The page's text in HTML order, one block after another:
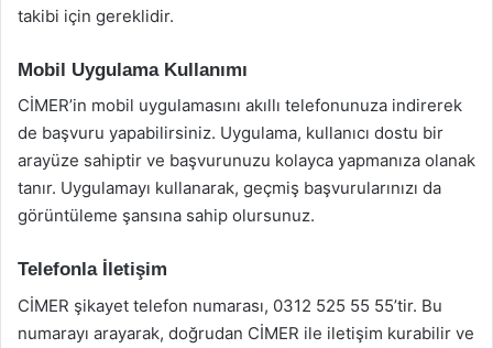
takibi için gereklidir.
Mobil Uygulama Kullanımı
CİMER’in mobil uygulamasını akıllı telefonunuza indirerek
de başvuru yapabilirsiniz. Uygulama, kullanıcı dostu bir
arayüze sahiptir ve başvurunuzu kolayca yapmanıza olanak
tanır. Uygulamayı kullanarak, geçmiş başvurularınızı da
görüntüleme şansına sahip olursunuz.
Telefonla İletişim
CİMER şikayet telefon numarası, 0312 525 55 55’tir. Bu
numarayı arayarak, doğrudan CİMER ile iletişim kurabilir ve